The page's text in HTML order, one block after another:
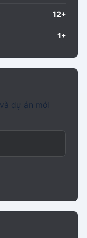
12+
1+
dự án mới